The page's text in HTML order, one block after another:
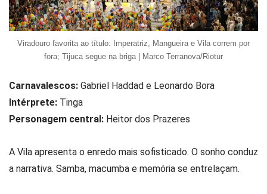
Viradouro favorita ao título: Imperatriz, Mangueira e Vila correm por
fora; Tijuca segue na briga | Marco Terranova/Riotur
Carnavalescos: Gabriel Haddad e Leonardo Bora
Intérprete: Tinga
Personagem central: Heitor dos Prazeres
A Vila apresenta o enredo mais sofisticado. O sonho conduz
a narrativa. Samba, macumba e memória se entrelaçam.